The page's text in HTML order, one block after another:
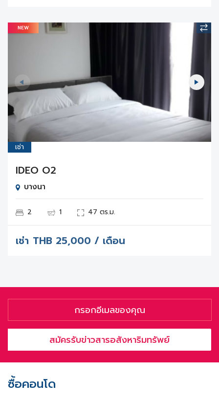
NEW
เช่า
IDEO O2
บางนา
2 1 47 ตร.ม.
เช่า THB 25,000 / เดือน
สมัครรับข่าวสารอสังหาริมทรัพย์
ซื้อคอนโด